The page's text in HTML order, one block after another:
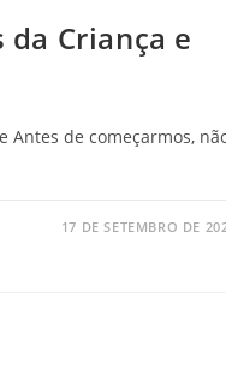
Criança e
Antes de começarmos,
17 DE SETEMBRO DE